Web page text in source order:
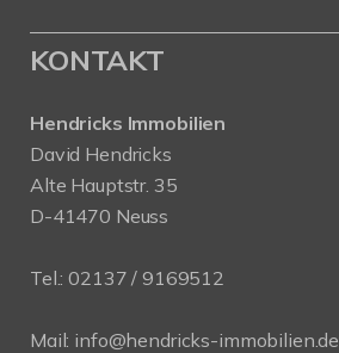
KONTAKT
Hendricks Immobilien
David Hendricks
Alte Hauptstr. 35
D-41470 Neuss
Tel.: 02137 / 9169512
Mail: info@hendricks-immobilien.de